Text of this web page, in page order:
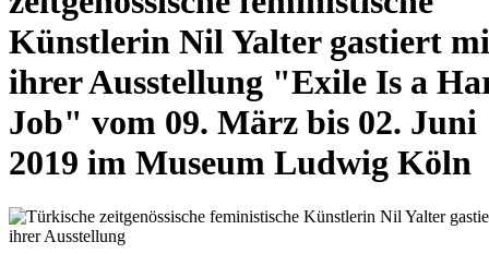
Künstlerin Nil Yalter gastiert
ihrer Ausstellung "Exile Is a
Job" vom 09. März bis 02. Juni
2019 im Museum Ludwig Köln